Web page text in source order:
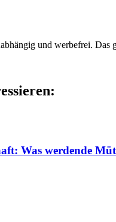
und werbefrei. Das
Was werdende